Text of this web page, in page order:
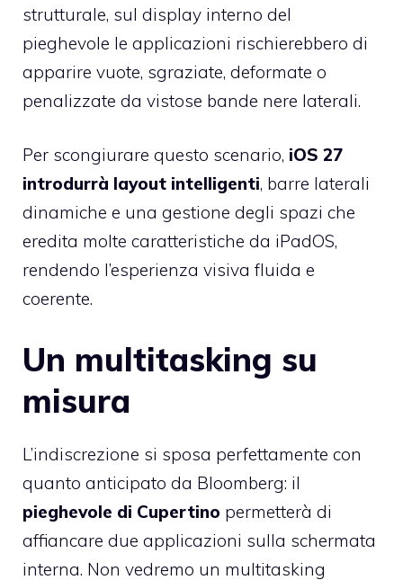
strutturale, sul display interno del
pieghevole le applicazioni rischierebbero di
apparire vuote, sgraziate, deformate o
penalizzate da vistose bande nere laterali.
Per scongiurare questo scenario, iOS 27
introdurrà layout intelligenti, barre laterali
dinamiche e una gestione degli spazi che
eredita molte caratteristiche da iPadOS,
rendendo l’esperienza visiva fluida e
coerente.
Un multitasking su
misura
L’indiscrezione si sposa perfettamente con
quanto anticipato da Bloomberg: il
pieghevole di Cupertino permetterà di
affiancare due applicazioni sulla schermata
interna. Non vedremo un multitasking